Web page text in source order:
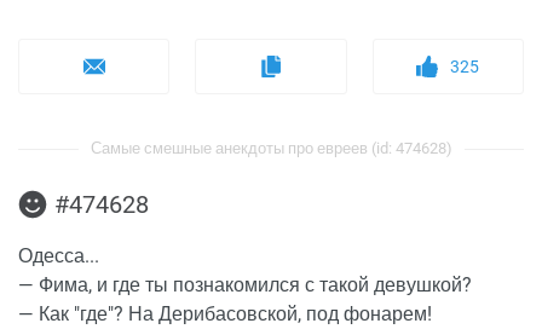
325
Самые смешные анекдоты про евреев (id: 474628)
#474628
Одесса...
— Фима, и где ты познакомился с такой девушкой?
— Как "где"? На Дерибасовской, под фонарем!